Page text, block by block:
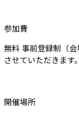
参加費
無料 事前登録制（
させていただきます
開催場所